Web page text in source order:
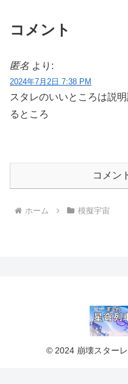
コメント
匿名 より:
2024年7月2日 7:38 PM
スタレのいいところは説
るところ
コメン
ホーム 模擬宇宙
© 2024 崩壊スター